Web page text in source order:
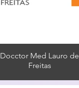
Docctor Med Lauro de
Freitas